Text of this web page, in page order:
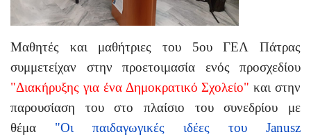
Μαθητές και μαθήτριες του 5ου ΓΕΛ Πάτρας
συμμετείχαν στην προετοιμασία ενός προσχεδίου
"Διακήρυξης για ένα Δημοκρατικό Σχολείο"και στην
παρουσίαση του στο πλαίσιο του συνεδρίου με
θέμα "Οι παιδαγωγικές ιδέες του Janusz